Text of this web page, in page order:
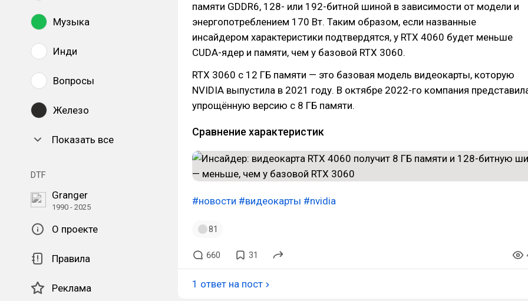
Музыка
Инди
Вопросы
Железо
Показать все
DTF
Granger
1990 - 2025
О проекте
Правила
Реклама
памяти GDDR6, 128- или 192-битной шиной в зависимости от модели и
энергопотреблением 170 Вт. Таким образом, если названные
инсайдером характеристики подтвердятся, у RTX 4060 будет меньше
CUDA-ядер и памяти, чем у базовой RTX 3060.
RTX 3060 с 12 ГБ памяти — это базовая модель видеокарты, которую
NVIDIA выпустила в 2021 году. В октябре 2022-го компания
упрощённую версию с 8 ГБ памяти.
Сравнение характеристик
#новости #видеокарты #nvidia
81
660 31
1 ответ на пост